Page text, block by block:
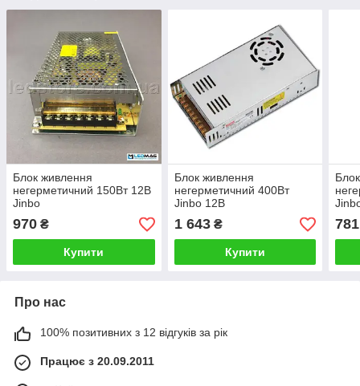
Блок живлення
негерметичний 150Вт 12В
Jinbo
970 ₴
Купити
Блок живлення
негерметичний 400Вт
Jinbo 12В
1 643₴
Купити
781
Про нас
100% позитивних з 12 відгуків за рік
Працює з 20.09.2011